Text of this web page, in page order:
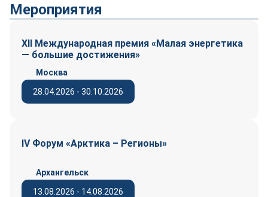
Мероприятия
XII Международная премия «Малая энергетика
— большие достижения»
28.04.2026 - 30.10.2026
Москва
IV Форум «Арктика – Регионы»
13.08.2026 - 14.08.2026
Архангельск